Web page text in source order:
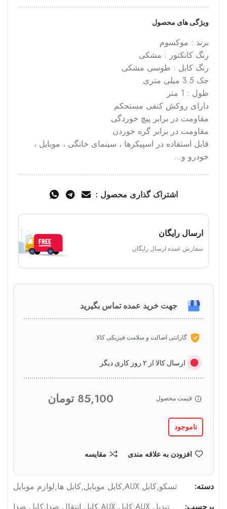
ویژگی های محصول
برند : موکسوم
رنگ کانکتور : مشکی
رنگ کابل : طوسی مشکی
جک 3.5 میلی متری
طول : 1 متر
دارای روکش کنفی مستحکم
مقاومت در برابر پیچ خوردگی
مقاومت در برابر گره خوردن
قابل استفاده در اسپیکرها ، سینمای خانگی ، موبایل ،
خودرو و…
اشتراک گذاری محصول :
ارسال رایگان
سفارش عمده ارسال رایگان
جهت خرید عمده تماس بگیرید
گارانتی اصالت و سلامت فیزیکی کالا
ارسال کالا از ۲ روز کاری دیگر
قیمت محصول 85,100 تومان
ناموجود
افزودن به علاقه مندی مقایسه
دسته: تسکو,کابل AUX ,کابل موبایل,کابل ها,لوازم موبایل